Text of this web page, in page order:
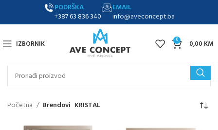
PODRŠKA
+387 63 836 340
EMAIL
info@aveconcept.ba
IZBORNIK 0 0,00 KM
Početna Brendovi KRISTAL